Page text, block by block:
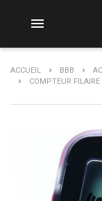

ACCUEIL BBB
COMPTEUR